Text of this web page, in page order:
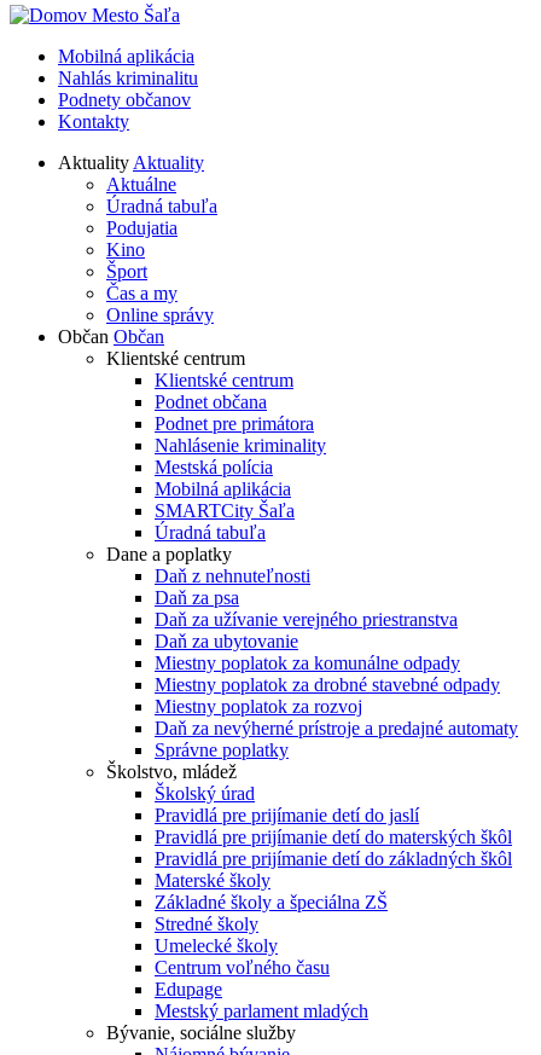
Mobilná aplikácia
Nahlás kriminalitu
Podnety občanov
Kontakty
AktualityAktuality
Aktuálne
Úradná tabuľa
Podujatia
Kino
Šport
Čas a my
Online správy
Občan Občan
Klientské centrum
Klientské centrum
Podnet občana
Podnet pre primátora
Nahlásenie kriminality
Mestská polícia
Mobilná aplikácia
SMARTCity Šaľa
Úradná tabuľa
Dane a poplatky
Daň z nehnuteľnosti
Daň za psa
Daň za užívanie verejného priestranstva
Daň za ubytovanie
Miestny poplatok za komunálne odpady
Miestny poplatok za drobné stavebné odpady
Miestny poplatok za rozvoj
Daň za nevýherné prístroje a predajné automaty
Správne poplatky
Školstvo, mládež
Školský úrad
Pravidlá pre prijímanie detí do jaslí
Pravidlá pre prijímanie detí do materských škôl
Pravidlá pre prijímanie detí do základných škôl
Materské školy
Základné školy a špeciálna ZŠ
Stredné školy
Umelecké školy
Centrum voľného času
Edupage
Mestský parlament mladých
Bývanie, sociálne služby